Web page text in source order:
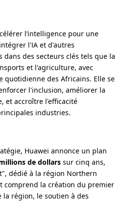
l’intelligence pour une
l'IA et d'autres
des secteurs clés tels que la
et l'agriculture, avec
quotidienne des Africains. Elle se
l'inclusion, améliorer la
et accroître l'efficacité
industries.
Huawei annonce un plan
de dollars sur cinq ans,
dédié à la région Northern
comprend la création du premier
région, le soutien à des